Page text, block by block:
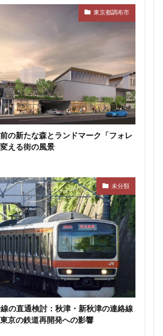
東京都調布市
の新たな森とランドマーク「フォレ
える街の風景
未分類
の直通検討：秋津・新秋津の連絡線
京の鉄道再開発への影響